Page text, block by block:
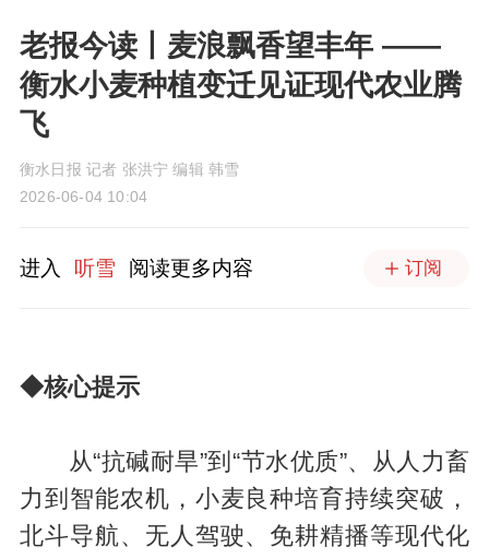
老报今读丨麦浪飘香望丰年 ——
衡水小麦种植变迁见证现代农业腾
飞
衡水日报 记者 张洪宁 编辑 韩雪
2026-06-04 10:04
进入 听雪 阅读更多内容 订阅
◆核心提示
从“抗碱耐旱”到“节水优质”、从人力畜
力到智能农机，小麦良种培育持续突破，
北斗导航、无人驾驶、免耕精播等现代化